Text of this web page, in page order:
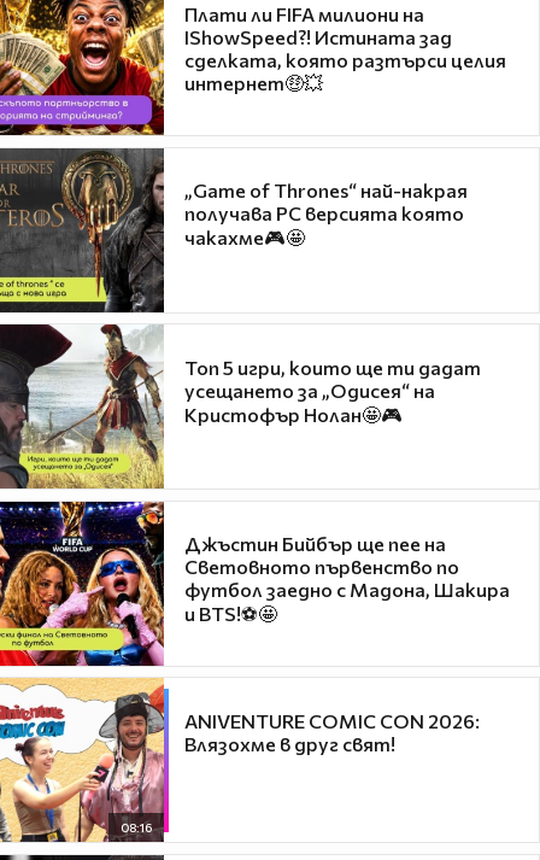
Плати ли FIFA милиони на
IShowSpeed?! Истината зад
сделката, която разтърси целия
интернет🤑💥
„Game of Thrones“ най-накрая
получава PC версията която
чакахме🎮🤩
Топ 5 игри, които ще ти дадат
усещането за „Одисея“ на
Кристофър Нолан🤩🎮
Джъстин Бийбър ще пее на
Световното първенство по
футбол заедно с Мадона, Шакира
и BTS!⚽🤩
08:16
ANIVENTURE COMIC CON 2026:
Влязохме в друг свят!